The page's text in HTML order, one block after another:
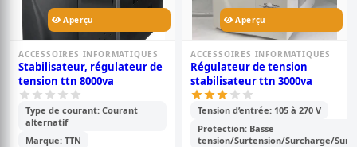
Aperçu
ACCESSOIRES INFORMATIQUES
Stabilisateur, régulateur de
tension ttn 8000va
Type de courant: Courant
alternatif
Marque: TTN
Aperçu
ACCESSOIRES INFORMATIQUES
Régulateur de tension
stabilisateur ttn 3000va
Tension d’entrée: 105 à 270 V
Protection: Basse
tension/Surtension/Surcharge/